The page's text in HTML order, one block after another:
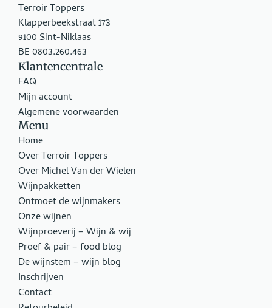
Terroir Toppers
Klapperbeekstraat 173
9100 Sint-Niklaas
BE 0803.260.463
Klantencentrale
FAQ
Mijn account
Algemene voorwaarden
Menu
Home
Over Terroir Toppers
Over Michel Van der Wielen
Wijnpakketten
Ontmoet de wijnmakers
Onze wijnen
Wijnproeverij – Wijn & wij
Proef & pair – food blog
De wijnstem – wijn blog
Inschrijven
Contact